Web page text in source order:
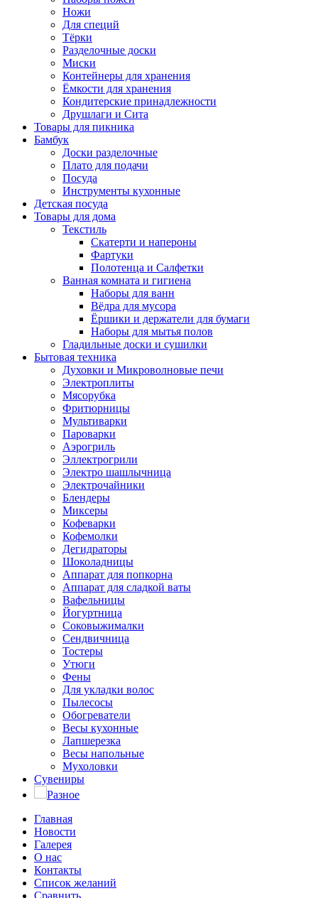
Ножи
Для специй
Тёрки
Разделочные доски
Миски
Контейнеры для хранения
Ёмкости для хранения
Кондитерские принадлежности
Друшлаги и Сита
Товары для пикника
Бамбук
Доски разделочные
Плато для подачи
Посуда
Инструменты кухонные
Детская посуда
Товары для дома
Текстиль
Скатерти и напероны
Фартуки
Полотенца и Салфетки
Ванная комната и гигиена
Наборы для ванн
Вёдра для мусора
Ёршики и держатели для бумаги
Наборы для мытья полов
Гладильные доски и сушилки
Бытовая техника
Духовки и Микроволновые печи
Электроплиты
Мясорубка
Фритюрницы
Мультиварки
Пароварки
Аэрогриль
Эллектрогрили
Электро шашлычница
Электрочайники
Блендеры
Миксеры
Кофеварки
Кофемолки
Дегидраторы
Шоколадницы
Аппарат для попкорна
Аппарат для сладкой ваты
Вафельницы
Йогуртница
Соковыжималки
Сендвичница
Тостеры
Утюги
Фены
Для укладки волос
Пылесосы
Обогреватели
Весы кухонные
Лапшерезка
Весы напольные
Мухоловки
Сувениры
Разное
Главная
Новости
Галерея
О нас
Контакты
Список желаний